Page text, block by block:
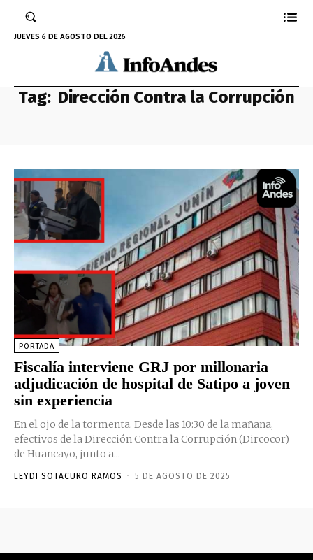
JUEVES 6 DE AGOSTO DEL 2026
Tag: Dirección Contra la Corrupción
PORTADA
Fiscalía interviene GRJ por millonaria
adjudicación de hospital de Satipo a joven
sin experiencia
En el ojo de la tormenta. Desde las 10:30 de la mañana,
efectivos de la Dirección Contra la Corrupción (Dircocor)
de Huancayo, junto a...
LEYDI SOTACURO RAMOS - 5 DE AGOSTO DE 2025